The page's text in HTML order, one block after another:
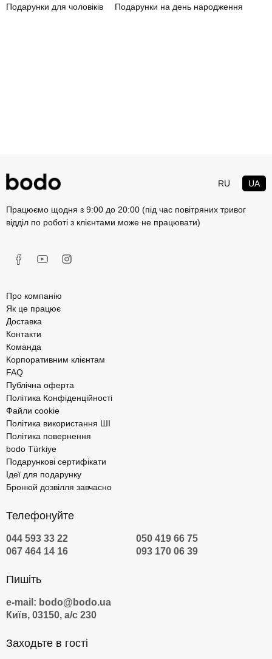
Подарунки для чоловіків
Подарунки на день народження
RU UA
Працюємо щодня з 9:00 до 20:00 (під час повітряних тривог
відділ по роботі з клієнтами може не працювати)
Про компанію
Як це працює
Доставка
Контакти
Команда
Корпоративним клієнтам
FAQ
Публічна оферта
Політика Конфіденційності
Файли cookie
Політика використання ШІ
Політика повернення
bodo Türkiye
Подарункові сертифікати
Ідеї для подарунку
Бронюй дозвілля завчасно
Телефонуйте
044 593 33 22
050 419 66 75
067 464 14 16
093 170 06 39
Пишіть
e-mail: bodo@bodo.ua
Київ, 03150, а/с 230
Заходьте в гості